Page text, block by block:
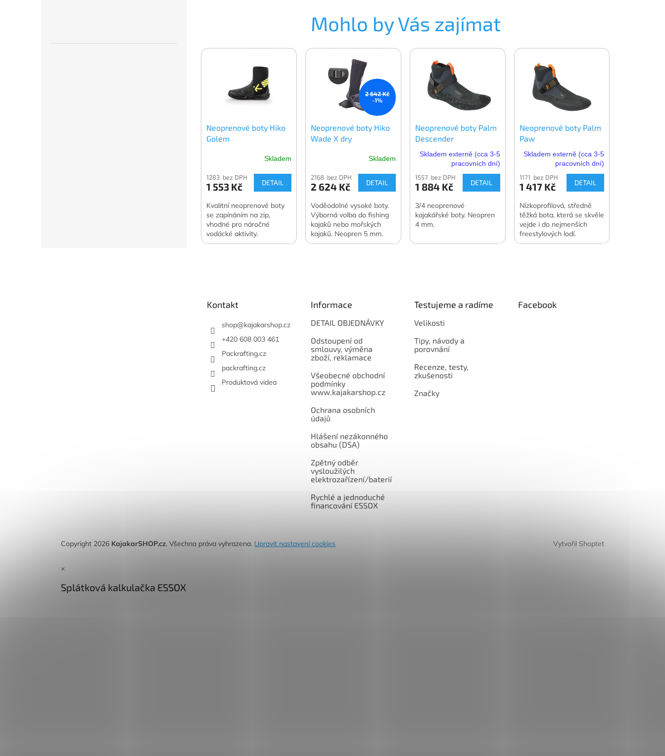
Mohlo by Vás zajímat
Neoprenové boty Hiko
Golem
Skladem
1283 bez DPH
1 553 Kč DETAIL
Kvalitní neoprenové boty
se zapínáním na zip,
vhodné pro náročné
vodácké aktivity.
2 642 Kč
-1%
Neoprenové boty Hiko
Wade X dry
Skladem
2168 bez DPH
2 624 Kč DETAIL
Voděodolné vysoké boty.
Výborná volba do fishing
kajaků nebo mořských
kajaků. Neopren 5 mm.
Neoprenové boty Palm
Descender
Skladem externě (cca 3-5
pracovních dní)
1557 bez DPH
1 884 Kč DETAIL
3/4 neoprenové
kajakářské boty. Neopren
4 mm.
Neoprenové boty Palm
Paw
Skladem externě (cca 3-5
pracovních dní)
1171 bez DPH
1 417 Kč DETAIL
Nízkoprofilová, středně
těžká bota, která se skvěle
vejde i do nejmenších
freestylových lodí.
Neopren 2 mm.
Kontakt
shop@kajakarshop.cz
+420 608 003 461
Packrafting.cz
packrafting.cz
Produktová videa
Informace
DETAIL OBJEDNÁVKY
Odstoupení od
smlouvy, výměna
zboží, reklamace
Všeobecné obchodní
podmínky
www.kajakarshop.cz
Ochrana osobních
údajů
Hlášení nezákonného
obsahu (DSA)
Zpětný odběr
vysloužilých
elektrozařízení/baterií
Rychlé a jednoduché
financování ESSOX
Testujeme a radíme
Velikosti
Tipy, návody a
porovnání
Recenze, testy,
zkušenosti
Značky
Facebook
Vytvořil Shoptet
Copyright 2026 KajakarSHOP.cz. Všechna práva vyhrazena. Upravit nastavení cookies
×
Splátková kalkulačka ESSOX